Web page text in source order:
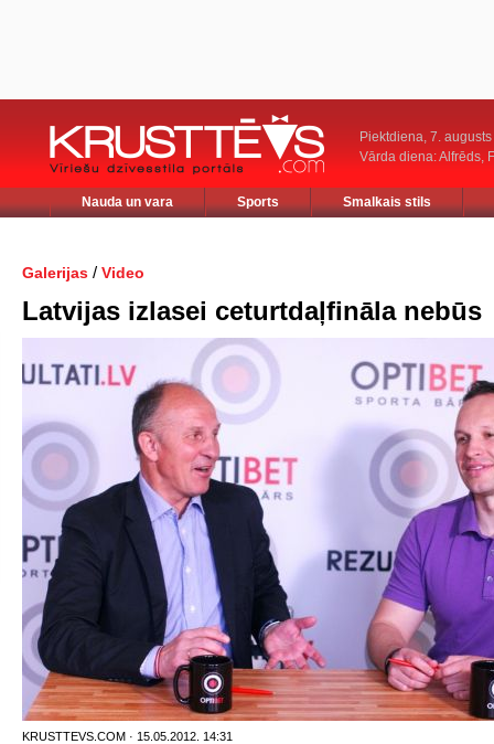
Piektdiena, 7. augusts
Vārda diena: Alfrēds,
Nauda un vara Sports Smalkais stils
Galerijas / Video
Latvijas izlasei ceturtdaļfināla nebūs
KRUSTTEVS.COM · 15.05.2012. 14:31